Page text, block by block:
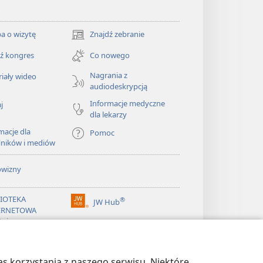
o wizytę Znajdź zebranie
(opens
new
window)
kongres
Co nowego
wideo
Nagrania z
audiodeskrypcją
Informacje medyczne
dla lekarzy
dla
i mediów
Pomoc
JW Hub®
(opens
new